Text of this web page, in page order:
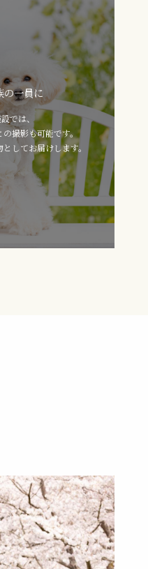
の一員に
では、
撮影も可能です。
してお届けします。